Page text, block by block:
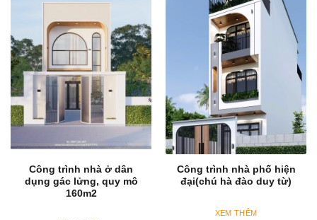
Công trình nhà ở dân
dụng gác lửng, quy mô
160m2
Công trình nhà phố hiện
đại(chú hà đào duy từ)
XEM THÊM